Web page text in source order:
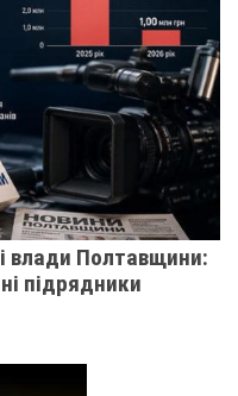
влади Полтавщини:
підрядники